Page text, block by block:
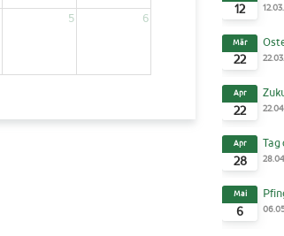
5 6
12
22
Mär
22
Apr
28
Apr Tag
6
Mai